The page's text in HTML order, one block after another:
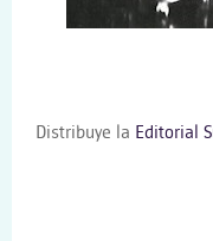
Distribuye la Editorial